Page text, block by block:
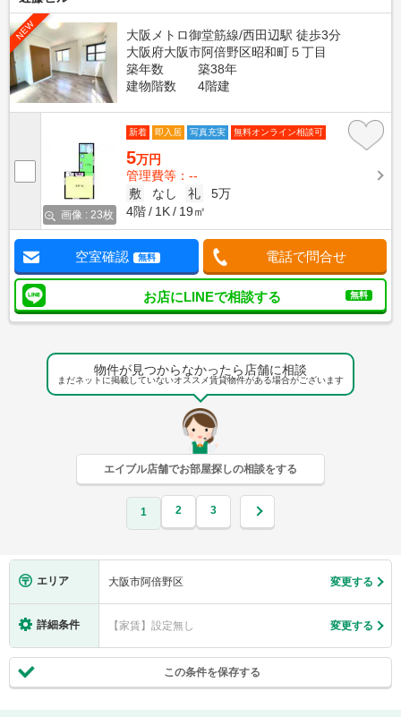
NEW
大阪メトロ御堂筋線/西田辺駅 徒歩3分
大阪府大阪市阿倍野区昭和町５丁目
築年数
築38年
建物階数
4階建
画像 : 23枚
新着 即入居 写真充実 無料オンライン相談可
5万円
管理費等：--
敷
なし 礼
5万
4階
1K 19㎡
空室確認 無料 電話で問合せ
お店にLINEで相談する 無料
物件が見つからなかったら店舗に相談
まだネットに掲載していないオススメ賃貸物件がある場合がございます
エイブル店舗でお部屋探しの相談をする
1 2 3
エリア 大阪市阿倍野区 変更する
詳細条件 【家賃】設定無し 変更する
この条件を保存する